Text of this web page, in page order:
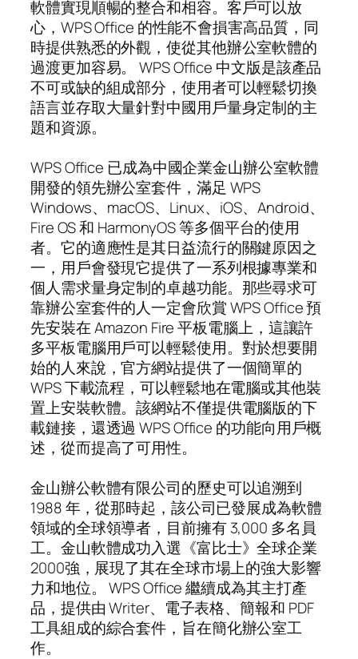
軟體實現順暢的整合和相容。客戶可以放
心，WPS Office 的性能不會損害高品質，同
時提供熟悉的外觀，使從其他辦公室軟體的
過渡更加容易。 WPS Office 中文版是該產品
不可或缺的組成部分，使用者可以輕鬆切換
語言並存取大量針對中國用戶量身定制的主
題和資源。
WPS Office 已成為中國企業金山辦公室軟體
開發的領先辦公室套件，滿足 WPS
Windows、macOS、Linux、iOS、Android、
Fire OS 和 HarmonyOS 等多個平台的使用
者。它的適應性是其日益流行的關鍵原因之
一，用戶會發現它提供了一系列根據專業和
個人需求量身定制的卓越功能。那些尋求可
靠辦公室套件的人一定會欣賞 WPS Office 預
先安裝在 Amazon Fire 平板電腦上，這讓許
多平板電腦用戶可以輕鬆使用。對於想要開
始的人來說，官方網站提供了一個簡單的
WPS 下載流程，可以輕鬆地在電腦或其他裝
置上安裝軟體。該網站不僅提供電腦版的下
載鏈接，還透過 WPS Office 的功能向用戶概
述，從而提高了可用性。
金山辦公軟體有限公司的歷史可以追溯到
1988 年，從那時起，該公司已發展成為軟體
領域的全球領導者，目前擁有 3,000 多名員
工。金山軟體成功入選《富比士》全球企業
2000強，展現了其在全球市場上的強大影響
力和地位。 WPS Office 繼續成為其主打產
品，提供由 Writer、電子表格、簡報和 PDF
工具組成的綜合套件，旨在簡化辦公室工
作。